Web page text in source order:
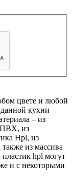
цвете и любой
кухни
– из
ПВХ, из
Hpl, из
из массива
hpl могут
и с некоторыми